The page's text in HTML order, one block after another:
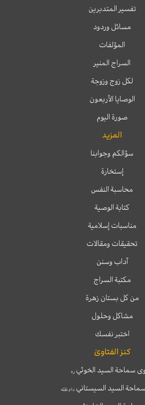
تفسير المتدبرين
مسائل وردود
المؤلفات
السراج المنير
لكل زوج وزوجة
الوصايا الأربعون
صورة اليوم
المزيد
سؤالكم وجوابنا
إستخارة
محاسبة النفس
كتابة الوصية
مناسبات إسلامية
تحقيقات ومقالات
آداب وسنن
مكتبة السراج
من كل بستان زهرة
مشاكل وحلول
اختبر نفسك
كنز الفتاوىٰ
سماحة السيد الخوئيره
السيد السيستانيدام ظله